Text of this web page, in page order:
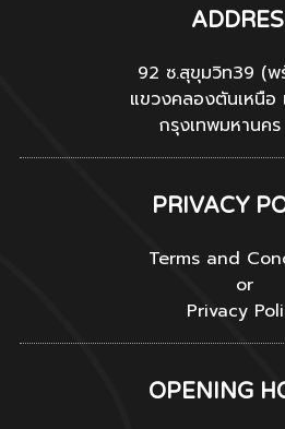
92 ซ.สุขุมวิท39 (
แขวงคลองตันเหนื
กรุงเทพมหานคร
PRIVACY
Terms and
or
Privacy
OPENING